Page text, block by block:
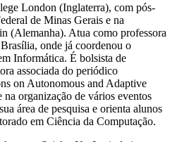
London (Inglaterra), com pós-
de Minas Gerais e na
(Alemanha). Atua como professora
onde já coordenou o
Informática. É bolsista de
associada do periódico
on Autonomous and Adaptive
na organização de vários eventos
área de pesquisa e orienta alunos
em Ciência da Computação.